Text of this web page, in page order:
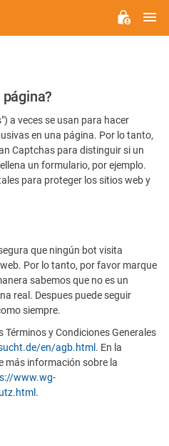
a veces se usan para hacer
en una página. Por lo tanto,
Captchas para distinguir si un
un formulario, por ejemplo.
para proteger los sitios web y
que ningún bot visita
Por lo tanto, por favor marque
sabemos que no es un
real. Despues puede seguir
siempre.
y Condiciones Generales
en/agb.html . En la
más información sobre la
www.wg-
.